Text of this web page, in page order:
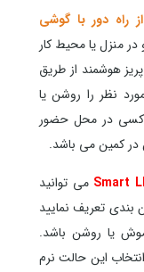
دور با گوشی
منزل یا محیط کار
هوشمند از طریق
نظر را روشن یا
کسی در محل حضور
در کمین می باشد.
می توانید
تعریف نمایید
یا روشن باشد.
این حالت نرم